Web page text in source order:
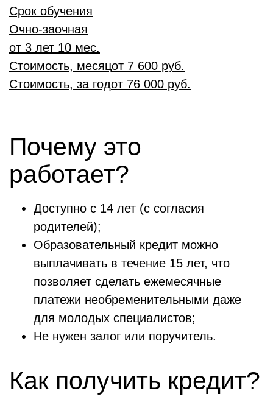
Срок обучения
Очно-заочная
от 3 лет 10 мес.
Стоимость, месяцот 7 600 руб.
Стоимость, за годот 76 000 руб.
Почему это
работает?
Доступно с 14 лет (с согласия
родителей);
Образовательный кредит можно
выплачивать в течение 15 лет, что
позволяет сделать ежемесячные
платежи необременительными даже
для молодых специалистов;
Не нужен залог или поручитель.
Как получить кредит?